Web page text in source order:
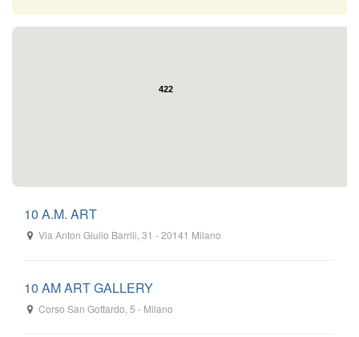
422
10 A.M. ART
Via Anton Giulio Barrili, 31 -20141 Milano
10 AM ART GALLERY
Corso San Gottardo, 5 - Milano